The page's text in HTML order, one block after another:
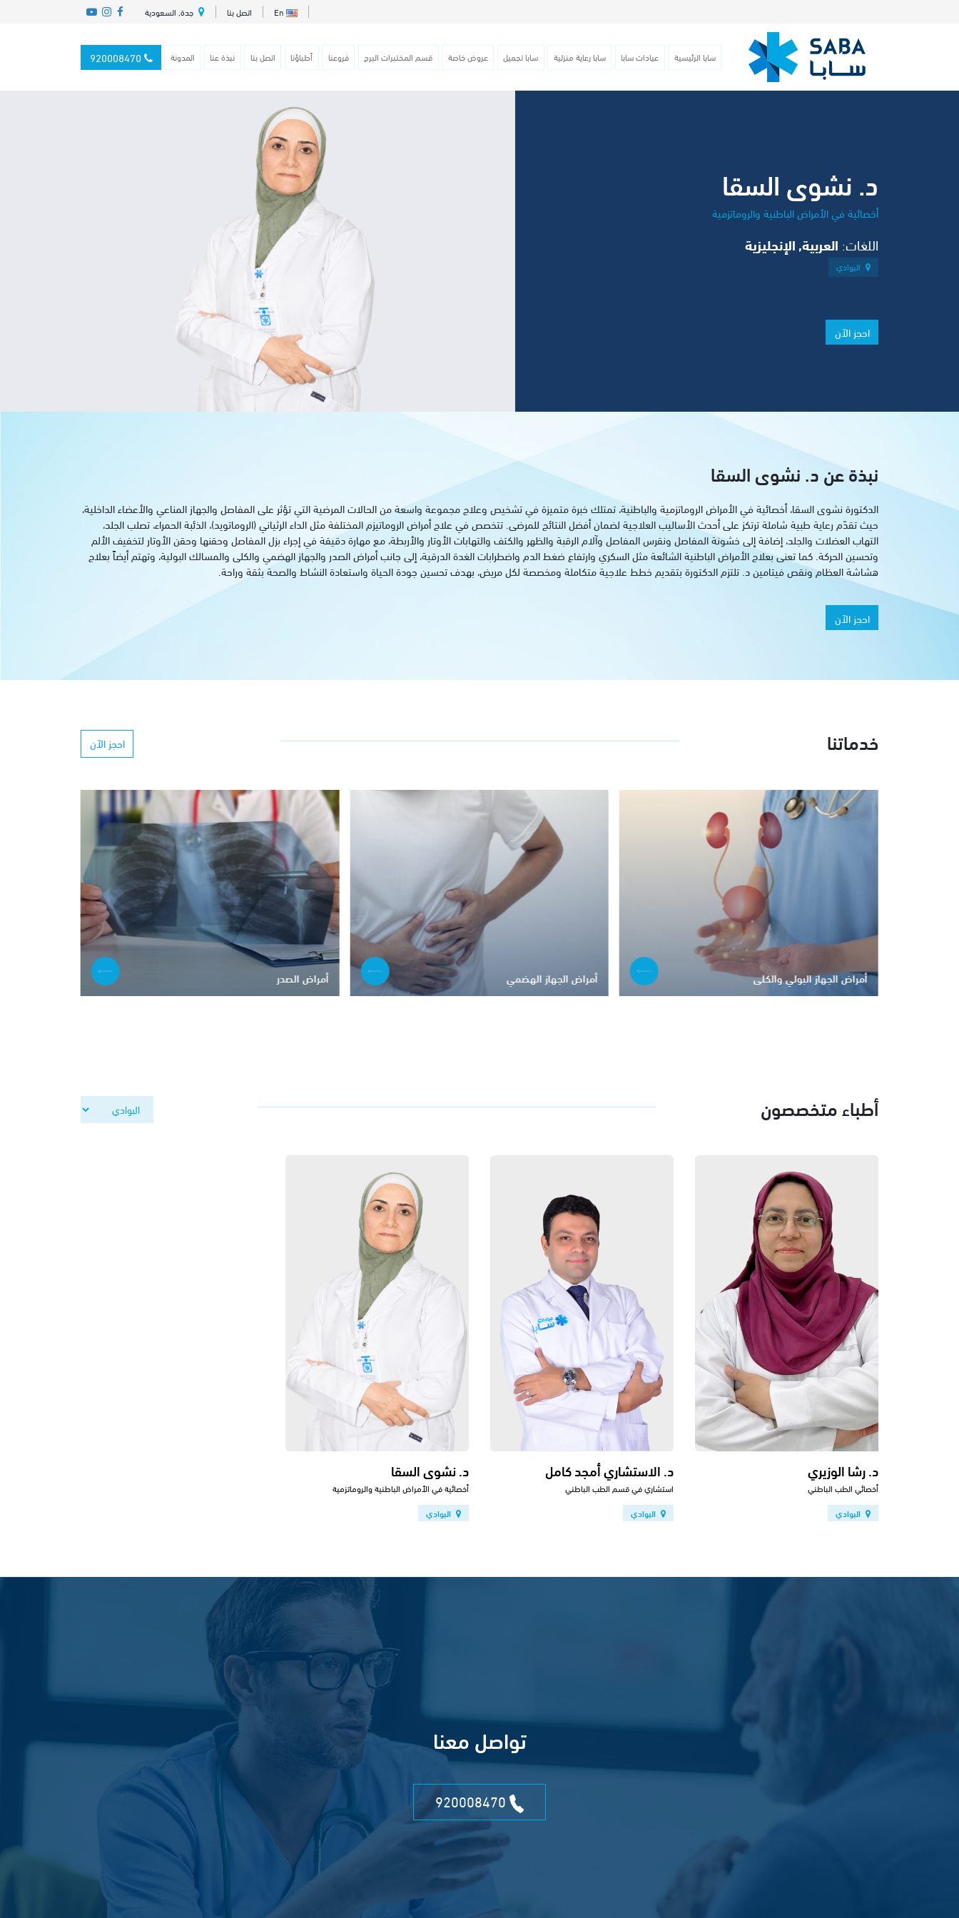
En اتصل بنا جدة, السعودية
سابا الرئيسية عيادات سابا سابا رعاية منزلية سابا تجميل عروض خاصة قسم المختبرات البرج فروعنا أطباؤنا اتصل بنا نبذة عنا المدونة
د. نشوى السقا
أخصائية في الأمراض الباطنية والروماتزمية
اللغات: العربية, الإنجليزية
البوادي
احجز الآن
نبذة عن د. نشوى السقا
الدكتورة نشوى السقا، أخصائية في الأمراض الروماتزمية والباطنية، تمتلك خبرة متميزة في تشخيص وعلاج مجموعة واسعة من الحالات المرضية التي تؤثر على المفاصل والجهاز المناعي والأعضاء الداخلية،
حيث تقدّم رعاية طبية شاملة ترتكز على أحدث الأساليب العلاجية لضمان أفضل النتائج للمرضى. تتخصص في علاج أمراض الروماتيزم المختلفة مثل الداء الرثياني (الروماتويد)، الذئبة الحمراء، تصلب الجلد،
التهاب العضلات والجلد، إضافة إلى خشونة المفاصل ونقرس المفاصل وآلام الرقبة والظهر والكتف والتهابات الأوتار والأربطة، مع مهارة دقيقة في إجراء بزل المفاصل وحقنها وحقن الأوتار لتخفيف الألم
وتحسين الحركة. كما تعنى بعلاج الأمراض الباطنية الشائعة مثل السكري وارتفاع ضغط الدم واضطرابات الغدة الدرقية، إلى جانب أمراض الصدر والجهاز الهضمي والكلى والمسالك البولية، وتهتم أيضاً بعلاج
هشاشة العظام ونقص فيتامين د. تلتزم الدكتورة بتقديم خطط علاجية متكاملة ومخصصة لكل مريض، بهدف تحسين جودة الحياة واستعادة النشاط والصحة بثقة وراحة.
احجز الآن
خدماتنا احجز الآن
أمراض الجهاز البولي والكلى أمراض الجهاز الهضمي أمراض الصدر
أطباء متخصصون
د. رشا الوزيري
أخصائي الطب الباطني
البوادي
د. الاستشاري أمجد كامل
استشاري في قسم الطب الباطني
البوادي
د. نشوى السقا
أخصائية في الأمراض الباطنية والروماتزمية
البوادي
تواصل معنا